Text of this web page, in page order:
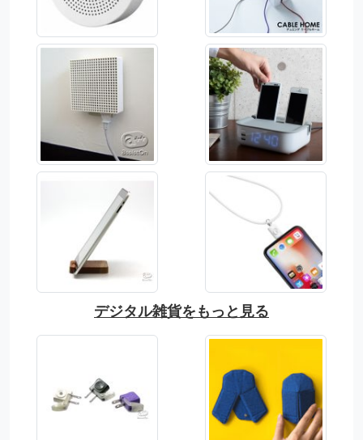
デジタル雑貨をもっと見る